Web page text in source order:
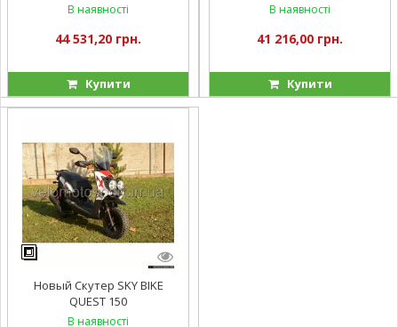
В наявності
44 531,20 грн.
Купити
В наявності
41 216,00 грн.
Купити
Новый Скутер SKY BIKE
QUEST 150
В наявності